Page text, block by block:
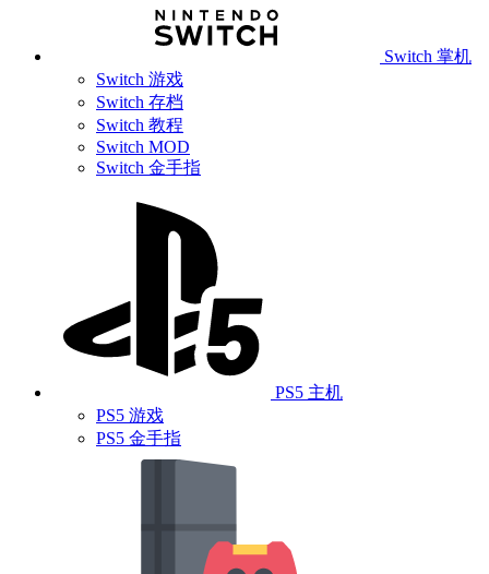
Switch 掌机
Switch 游戏
Switch 存档
Switch 教程
Switch MOD
Switch 金手指
PS5 主机
PS5 游戏
PS5 金手指